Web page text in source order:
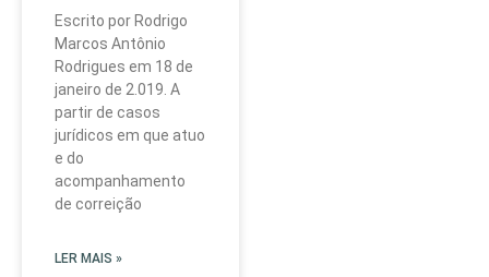
Escrito por Rodrigo
Marcos Antônio
Rodrigues em 18 de
janeiro de 2.019. A
partir de casos
jurídicos em que atuo
e do
acompanhamento
de correição
LER MAIS »